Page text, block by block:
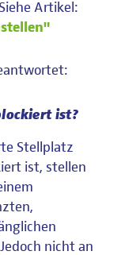
Artikel:
ist?
Stellplatz
ist, stellen
nicht an